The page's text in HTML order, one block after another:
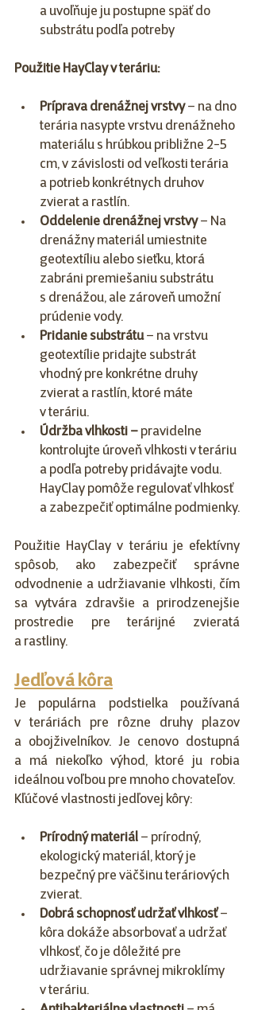
a uvoľňuje ju postupne späť do
substrátu podľa potreby
Použitie HayClay v teráriu:
Príprava drenážnej vrstvy – na dno
terária nasypte vrstvu drenážneho
materiálu s hrúbkou približne 2-5
cm, v závislosti od veľkosti terária
a potrieb konkrétnych druhov
zvierat a rastlín.
Oddelenie drenážnej vrstvy – Na
drenážny materiál umiestnite
geotextíliu alebo sieťku, ktorá
zabráni premiešaniu substrátu
s drenážou, ale zároveň umožní
prúdenie vody.
Pridanie substrátu – na vrstvu
geotextílie pridajte substrát
vhodný pre konkrétne druhy
zvierat a rastlín, ktoré máte
v teráriu.
Údržba vlhkosti – pravidelne
kontrolujte úroveň vlhkosti v teráriu
a podľa potreby pridávajte vodu.
HayClay pomôže regulovať vlhkosť
a zabezpečiť optimálne podmienky.
Použitie HayClay v teráriu je efektívny
spôsob, ako zabezpečiť správne
odvodnenie a udržiavanie vlhkosti, čím
sa vytvára zdravšie a prirodzenejšie
prostredie pre terárijné zvieratá
a rastliny.
Jedľová kôra
Je populárna podstielka používaná
v teráriách pre rôzne druhy plazov
a obojživelníkov. Je cenovo dostupná
a má niekoľko výhod, ktoré ju robia
ideálnou voľbou pre mnoho chovateľov.
Kľúčové vlastnosti jedľovej kôry:
Prírodný materiál – prírodný,
ekologický materiál, ktorý je
bezpečný pre väčšinu teráriových
zvierat.
Dobrá schopnosť udržať vlhkosť –
kôra dokáže absorbovať a udržať
vlhkosť, čo je dôležité pre
udržiavanie správnej mikroklímy
v teráriu.